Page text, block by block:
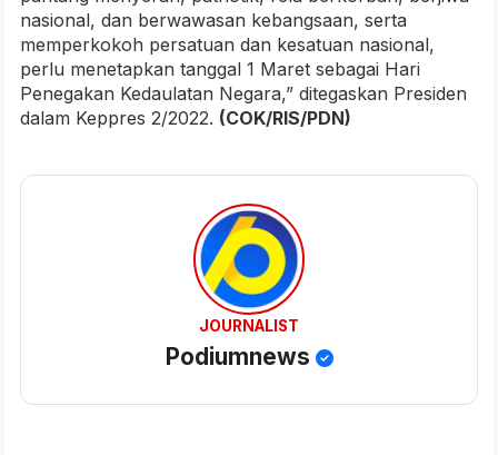
nasional, dan berwawasan kebangsaan, serta
memperkokoh persatuan dan kesatuan nasional,
perlu menetapkan tanggal 1 Maret sebagai Hari
Penegakan Kedaulatan Negara,” ditegaskan Presiden
dalam Keppres 2/2022. (COK/RIS/PDN)
JOURNALIST
Podiumnews